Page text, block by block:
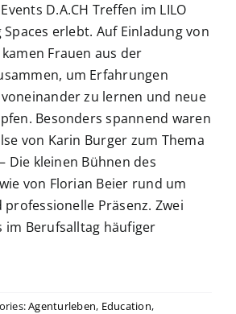
D.A.CH Treffen im LILO
Spaces erlebt. Auf Einladung von
Frauen aus der
um Erfahrungen
zu lernen und neue
Besonders spannend waren
von Karin Burger zum Thema
Die kleinen Bühnen des
von Florian Beier rund um
Präsenz. Zwei
im Berufsalltag häufiger
Agenturleben, Education,